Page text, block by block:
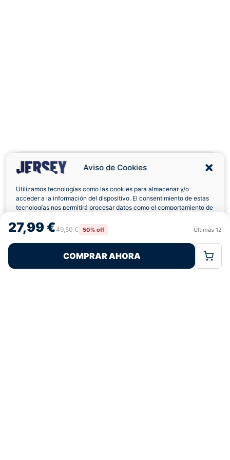
Aviso de Cookies
Utilizamos tecnologías como las cookies para almacenar y/o
acceder a la información del dispositivo. El consentimiento de estas
tecnologías nos permitirá procesar datos como el comportamiento de
retirar el consentimiento, puede afectar negativamente a ciertas
características y funciones.
Rechazar
Política de CookiesPolítica de Privacidad
27,99 €49,50 € 50% off Últimas 12
COMPRAR AHORA
Envíos a Domicilio Devolución 7 Días
Pagos 100% Seguros Ofertas Sin Límites